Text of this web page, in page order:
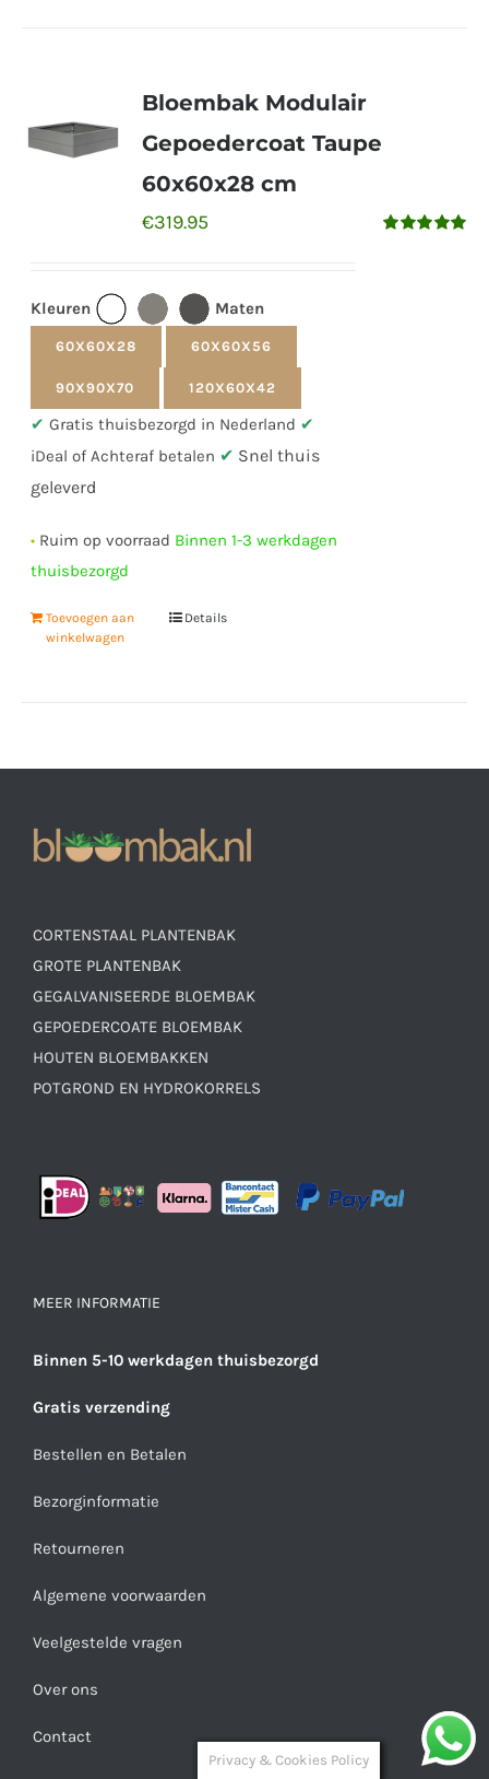
Bloembak Modulair
Gepoedercoat Taupe
60x60x28 cm
€319.95
Kleuren Maten
60X60X28 60X60X56
90X90X70 120X60X42
✔ Gratis thuisbezorgd in Nederland ✔
iDeal of Achteraf betalen ✔ Snel thuis
geleverd
• Ruim op voorraad Binnen 1-3 werkdagen
thuisbezorgd
Toevoegen aan
winkelwagen
Details
CORTENSTAAL PLANTENBAK
GROTE PLANTENBAK
GEGALVANISEERDE BLOEMBAK
GEPOEDERCOATE BLOEMBAK
HOUTEN BLOEMBAKKEN
POTGROND EN HYDROKORRELS
MEER INFORMATIE
Binnen 5-10 werkdagen thuisbezorgd
Gratis verzending
Bestellen en Betalen
Bezorginformatie
Retourneren
Algemene voorwaarden
Veelgestelde vragen
Over ons
Contact
Privacy & Cookies Policy